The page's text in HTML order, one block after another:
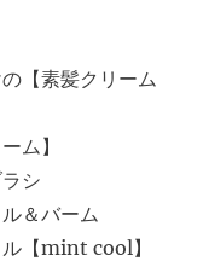
【素髪クリーム
ム】
シ
＆バーム
【mint cool】